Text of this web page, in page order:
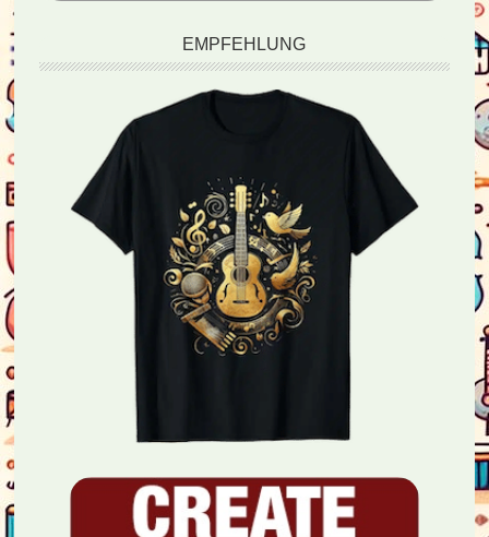
EMPFEHLUNG